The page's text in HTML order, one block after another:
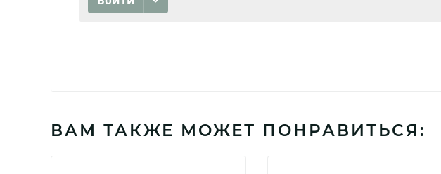
ВАМ ТАКЖЕ МОЖЕТ ПОНРАВИТЬСЯ: